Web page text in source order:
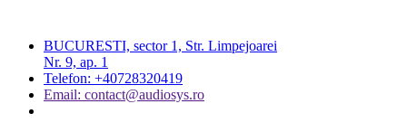
BUCURESTI, sector 1, Str. Limpejoarei
Nr. 9, ap. 1
Telefon: +40728320419
Email: contact@audiosys.ro